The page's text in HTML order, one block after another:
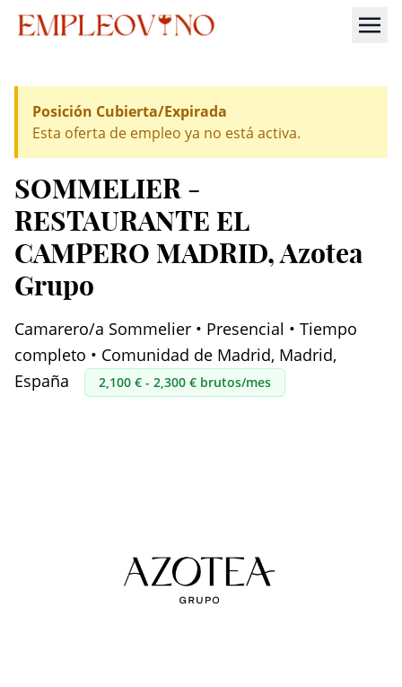
Posición Cubierta/Expirada
Esta oferta de empleo ya no está activa.
SOMMELIER -
RESTAURANTE EL
CAMPERO MADRID, Azotea
Grupo
Camarero/a Sommelier • Presencial • Tiempo
completo • Comunidad de Madrid, Madrid,
España
2,100 € - 2,300 € brutos/mes